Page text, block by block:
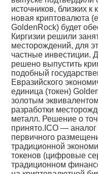
источников, близких к
новая криптовалюта
GoldenRock) будет
Киргизии решили
месторождений, для
частные инвестиции.
решено выпустить
подобный
Евразийского
единица (токен)
золотым
разработки
металл. Решение о
принято.ICO —
первичного
традиционной
токенов (цифровые
традиционном